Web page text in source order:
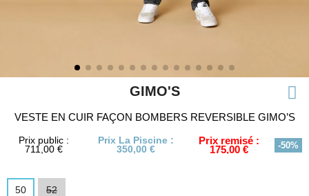
GIMO'S
VESTE EN CUIR FAÇON BOMBERS REVERSIBLE GIMO’S
Prix public :
711,00 €
Prix La Piscine :
350,00 €
Prix remisé :
175,00 € -50%
50 52